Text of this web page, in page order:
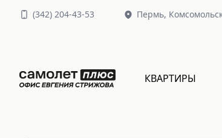
(342) 204-43-53 Пермь,
КВАРТИРЫ